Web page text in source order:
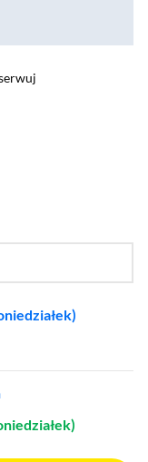
Boba Fett,
Czarna Pantera,
Kombinezon,
A New Hope,
4 Lilith,
Skellington, Joker,
Steve R.E.S.T,
Stormtrooper,